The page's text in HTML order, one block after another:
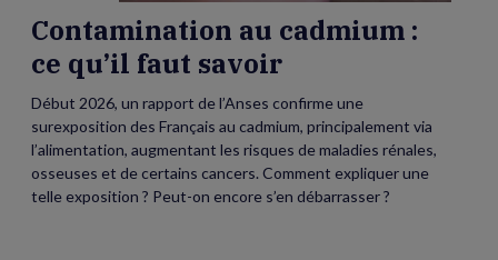
Contamination au cadmium :
ce qu’il faut savoir
Début 2026, un rapport de l’Anses confirme une
surexposition des Français au cadmium, principalement via
l’alimentation, augmentant les risques de maladies rénales,
osseuses et de certains cancers. Comment expliquer une
telle exposition ? Peut-on encore s’en débarrasser ?